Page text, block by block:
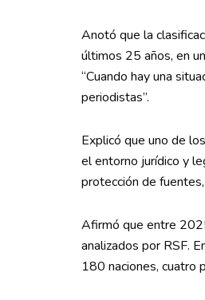
Anotó que la
últimos 25 años, en
“Cuando hay una
periodistas”.
Explicó que uno de
el entorno jurídico y
protección de
Afirmó que entre
analizados por RSF.
180 naciones, cuatro